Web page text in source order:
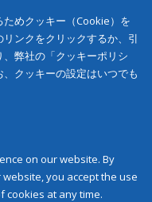
めクッキー（Cookie）を
ンクをクリックするか、引
弊社の「クッキーポリシ
クッキーの設定はいつでも
on our website. By
you accept the use
cookies at any time.